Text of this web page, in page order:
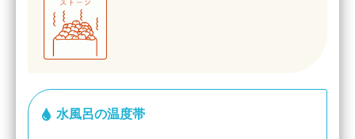
水風呂の温度帯